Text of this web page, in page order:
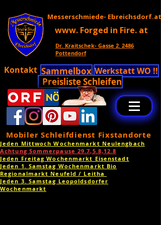
Messerschmiede- Ebreichsdorf.at
www. Forged in Fire. at
Dr. Kraitschek- Gasse 2. 2486
Pottendorf
Kontakt Sammelbox Werkstatt WO !!
Preisliste Schleifen
Mobiler Schleifdienst Fixstandorte
Jeden Mittwoch Wochenmarkt Neulengbach
Achtung Sommerpause 29.7,5.8,12.8
Jeden Freitag Wochenmarkt Eisenstadt
Jeden 1. Samstag Wochenmarkt Bio
Regionalmarkt Neufeld / Leitha
Jeden 3. Samstag Leopoldsdorfer
Wochenmarkt